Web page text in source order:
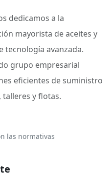
dedicamos a la
mayorista de aceites y
tecnología avanzada.
grupo empresarial
eficientes de suministro
talleres y flotas.
las normativas